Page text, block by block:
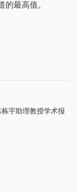
最高值。
宇助理教授学术报